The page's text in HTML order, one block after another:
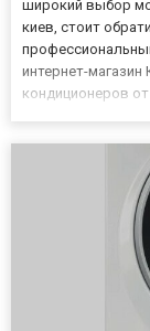
широкий выбор
киев, стоит
интернет-
кондиционеров
справляется с